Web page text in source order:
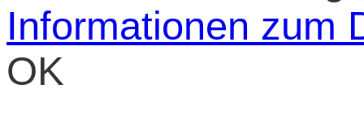
Informationen zum
OK